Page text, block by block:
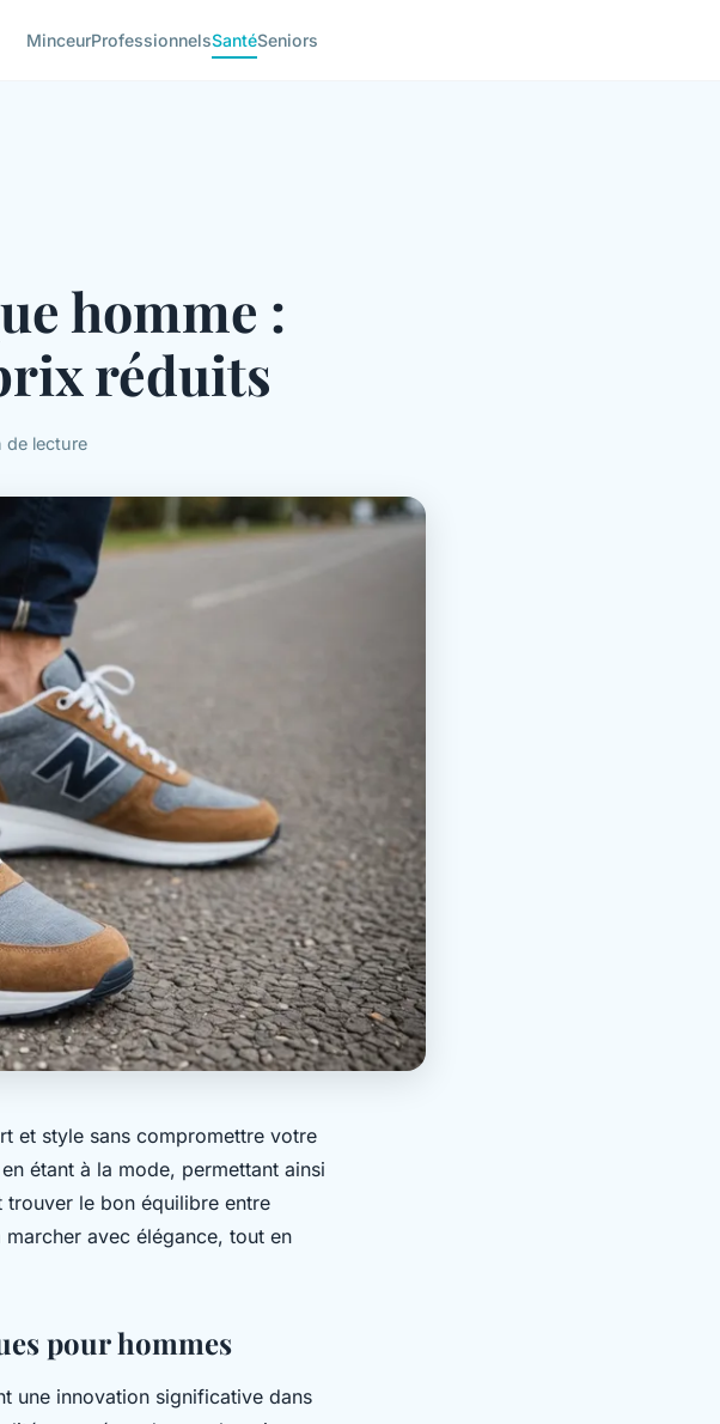
MinceurProfessionnelsSantéSeniors
homme :
réduits
de lecture
et style sans compromettre votre
étant à la mode, permettant ainsi
le bon équilibre entre
avec élégance, tout en
pour hommes
une innovation significative dans